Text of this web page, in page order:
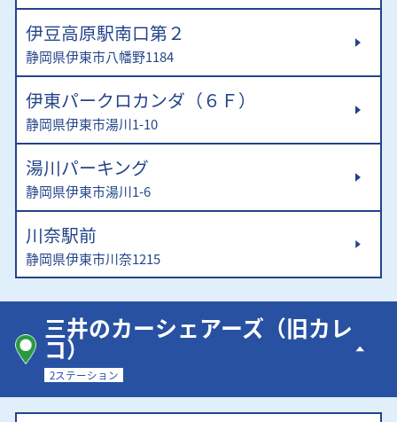
伊豆高原駅南口第２
静岡県伊東市八幡野1184
伊東パークロカンダ（６Ｆ）
静岡県伊東市湯川1-10
湯川パーキング
静岡県伊東市湯川1-6
川奈駅前
静岡県伊東市川奈1215
三井のカーシェアーズ（旧カレ
コ）
2ステーション